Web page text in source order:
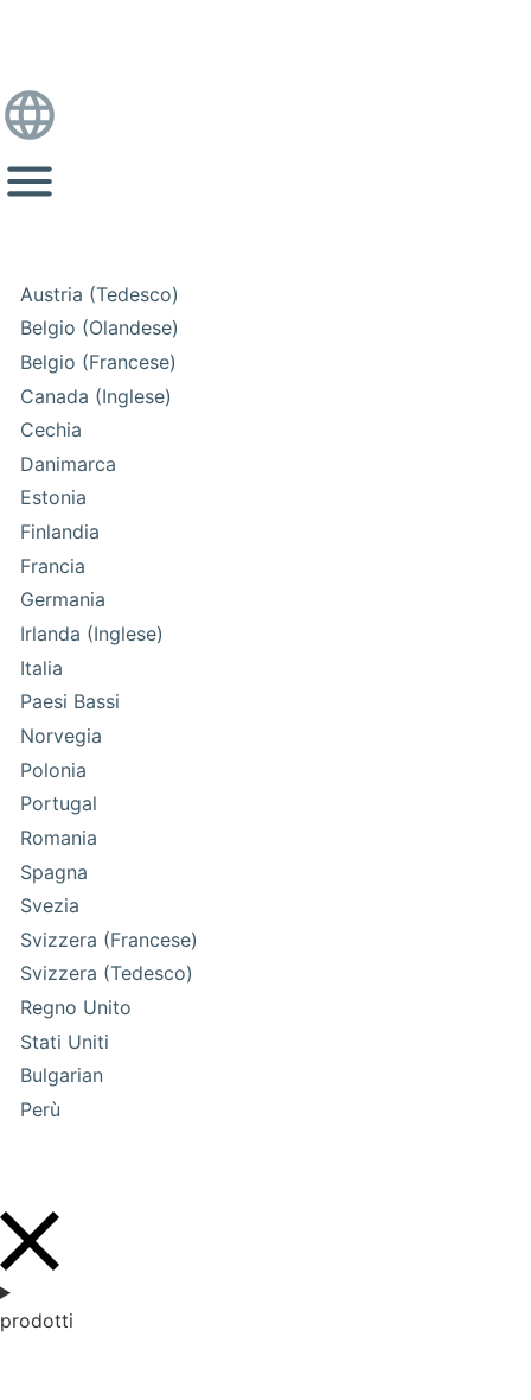
Austria (Tedesco)
Belgio (Olandese)
Belgio (Francese)
Canada (Inglese)
Cechia
Danimarca
Estonia
Finlandia
Francia
Germania
Irlanda (Inglese)
Italia
Paesi Bassi
Norvegia
Polonia
Portugal
Romania
Spagna
Svezia
Svizzera (Francese)
Svizzera (Tedesco)
Regno Unito
Stati Uniti
Bulgarian
Perù
prodotti